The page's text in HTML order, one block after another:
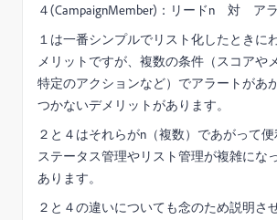
４(CampaignMember)：リードn 対 ア
１は一番シンプルでリスト化したときに
メリットですが、複数の条件（スコアや
特定のアクションなど）でアラートがあ
つかないデメリットがあります。
２と４はそれらがn（複数）であがって便
ステータス管理やリスト管理が複雑にな
あります。
２と４の違いについても念のため説明さ